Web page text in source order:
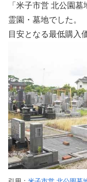
「米子市営 北公園
霊園・墓地でした。
目安となる最低購入